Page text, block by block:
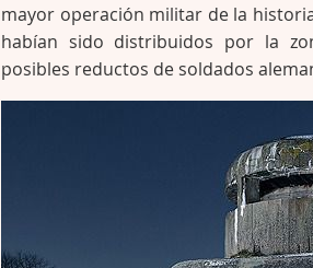
mayor operación militar de la
habían sido distribuidos por la
posibles reductos de soldados